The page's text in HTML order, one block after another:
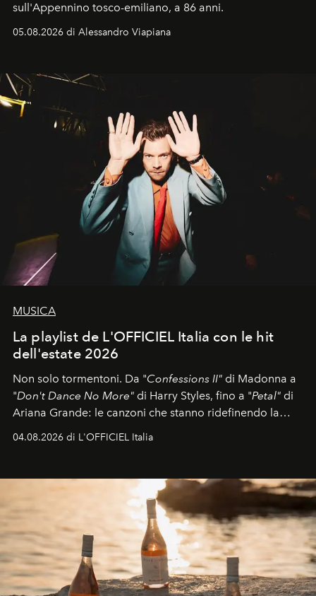
sull'Appennino tosco-emiliano, a 86 anni.
05.08.2026 di Alessandro Viapiana
MUSICA
La playlist de L'OFFICIEL Italia con le hit
dell'estate 2026
Non solo tormentoni. Da "Confessions II" di Madonna a
"Don't Dance No More" di Harry Styles, fino a "Petal" di
Ariana Grande: le canzoni che stanno ridefinendo la
colonna sonora della stagione.
04.08.2026 di L'OFFICIEL Italia